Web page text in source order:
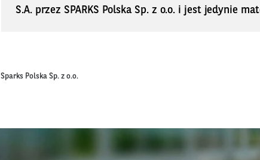
S.A. przez SPARKS Polska Sp. z o.o. i jest jedynie
Sparks Polska Sp. z o.o.